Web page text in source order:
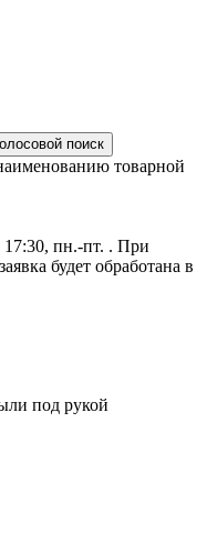
товарной
пн.-пт. . При
будет обработана в
под рукой